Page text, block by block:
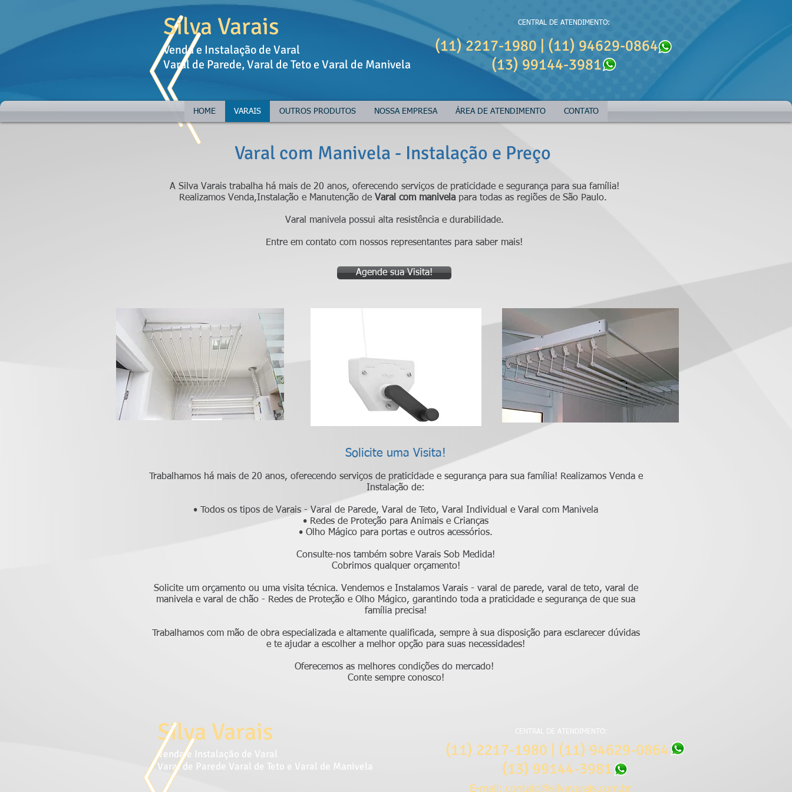
(11) 2217-1980 | (11) 94629-0864
(13) 99144-3981
CENTRAL DE ATENDIMENTO:
Silva Varais
Venda e Instalação de Varal
Varal de Parede, Varal de Teto e Varal de Manivela
HOME VARAIS OUTROS PRODUTOS NOSSA EMPRESA ÁREA DE ATENDIMENTO CONTATO
Varal com Manivela - Instalação e Preço
A Silva Varais trabalha há mais de 20 anos, oferecendo serviços de praticidade e segurança para sua família!
Realizamos Venda,Instalação e Manutenção de Varal com manivela para todas as regiões de São Paulo.
Varal manivela possui alta resistência e durabilidade.
Entre em contato com nossos representantes para saber mais!
Agende sua Visita!
Solicite uma Visita!
Trabalhamos há mais de 20 anos, oferecendo serviços de praticidade e segurança para sua família! Realizamos Venda e
Instalação de:
• Todos os tipos de Varais - Varal de Parede, Varal de Teto, Varal Individual e Varal com Manivela
• Redes de Proteção para Animais e Crianças
• Olho Mágico para portas e outros acessórios.
Consulte-nos também sobre Varais Sob Medida!
Cobrimos qualquer orçamento!
Solicite um orçamento ou uma visita técnica. Vendemos e Instalamos Varais - varal de parede, varal de teto, varal de
manivela e varal de chão - Redes de Proteção e Olho Mágico, garantindo toda a praticidade e segurança de que sua
família precisa!
Trabalhamos com mão de obra especializada e altamente qualificada, sempre à sua disposição para esclarecer dúvidas
e te ajudar a escolher a melhor opção para suas necessidades!
Oferecemos as melhores condições do mercado!
Conte sempre conosco!
Venda e Instalação de Varal
Varal de Parede Varal de Teto e Varal de Manivela
Silva Varais
(11) 2217-1980 | (11) 94629-0864
(13) 99144-3981
E-mail: contato@silvavarais.com.br
CENTRAL DE ATENDIMENTO: